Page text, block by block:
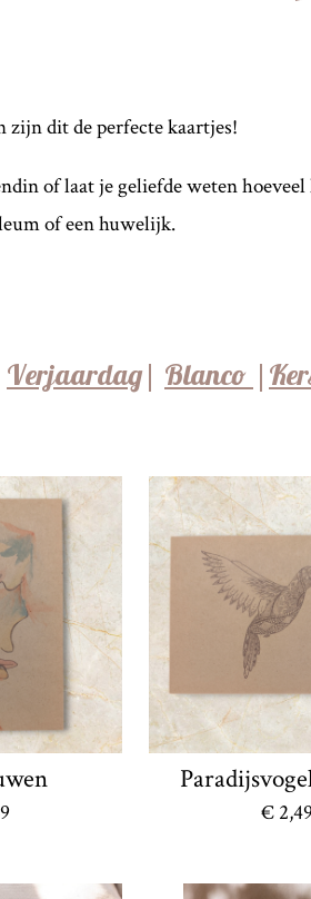
dit de perfecte kaartjes!
of laat je geliefde weten
of een huwelijk.
Verjaardag| Blanco |
€ 2,49